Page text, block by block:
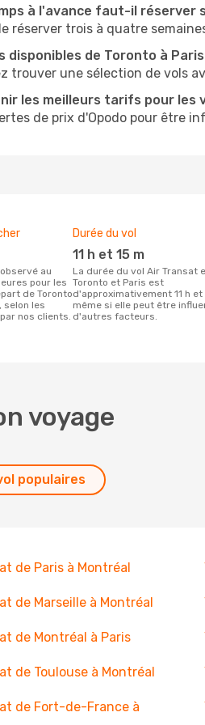
à l'avance faut-il réserver
réserver trois à quatre
disponibles de Toronto à
trouver une sélection de vols
les meilleurs tarifs pour les
de prix d'Opodo pour être
pour les
de Toronto
selon les
nos clients.
Durée du vol
11 h et 15 m
La durée du vol Air Transat entre
Toronto et Paris est
d'approximativement 11 h et
même si elle peut être
d'autres facteurs.
voyage
populaires
de Paris à Montréal
de Marseille à Montréal
de Montréal à Paris
de Toulouse à Montréal
de Fort-de-France à